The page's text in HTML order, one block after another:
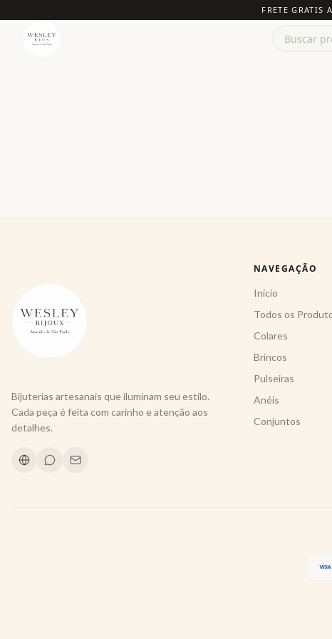
FRETE GRATIS
Bijuterias artesanais que iluminam seu estilo.
Cada peça é feita com carinho e atenção aos
detalhes.
NAVEGAÇÃO
Início
Todos os
Colares
Brincos
Pulseiras
Anéis
Conjuntos